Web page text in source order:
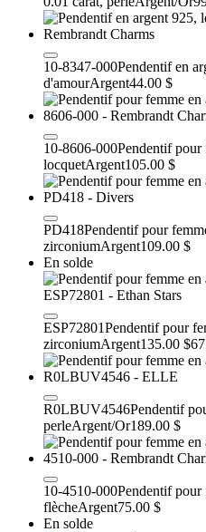
10-8347-000Pendentif en
d'amourArgent44.00 $
10-8606-000Pendentif pour
locquetArgent105.00 $
PD418Pendentif pour
zirconiumArgent109.00 $
En solde
ESP72801Pendentif pour
zirconiumArgent135.00 $
R0LBUV4546Pendentif
perleArgent/Or189.00 $
10-4510-000Pendentif pour
flècheArgent75.00 $
En solde